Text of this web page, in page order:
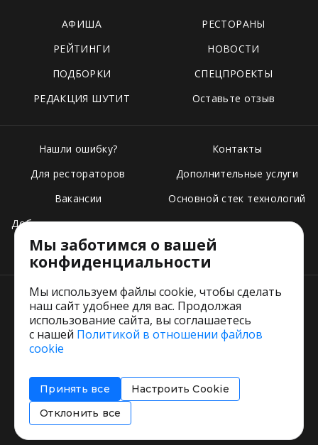
АФИША
РЕСТОРАНЫ
РЕЙТИНГИ
НОВОСТИ
ПОДБОРКИ
СПЕЦПРОЕКТЫ
РЕДАКЦИЯ ШУТИТ
Оставьте отзыв
Нашли ошибку?
Для рестораторов
Вакансии
Добавить свое заведение
Тарифы
Контакты
Дополнительные услуги
Основной стек технологий
Пользовательское соглашение
Соглашение об информировании
Политика использования cookies
Мы заботимся о вашей
конфиденциальности
Мы используем файлы cookie, чтобы сделать
наш сайт удобнее для вас. Продолжая
использование сайта, вы соглашаетесь
с нашей Политикой в отношении файлов
cookie
Принять все
Настроить Cookie
Отклонить все